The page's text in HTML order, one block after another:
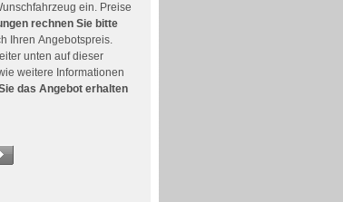
ein. Preise
rechnen Sie bitte
Ihren Angebotspreis.
unten auf dieser
weitere Informationen
das Angebot erhalten